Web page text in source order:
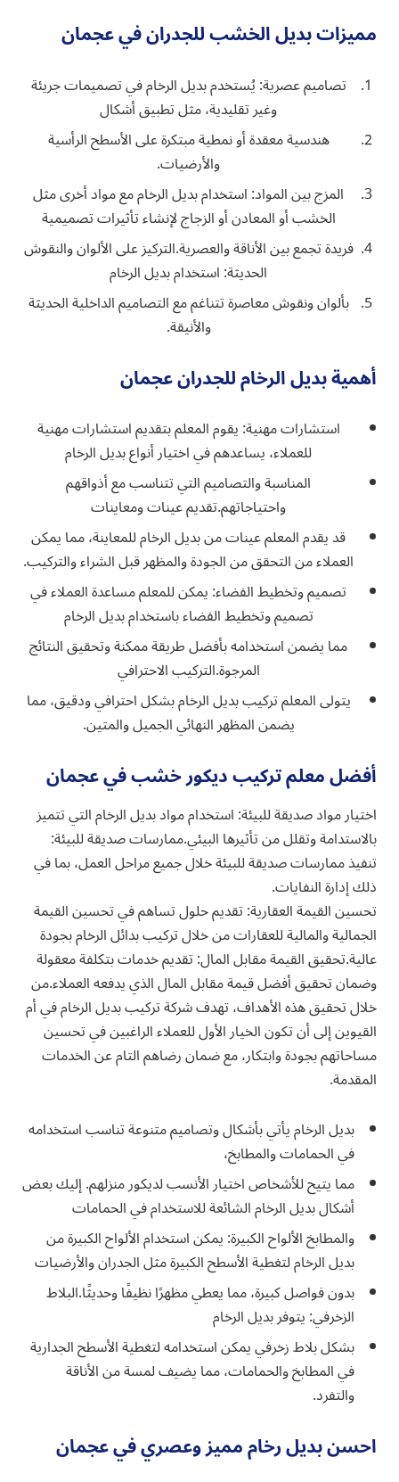
مميزات ‏بديل الخشب للجدران في عجمان
تصاميم عصرية: يُستخدم بديل الرخام في تصميمات جريئة
وغير تقليدية، مثل تطبيق أشكال
هندسية معقدة أو نمطية مبتكرة على الأسطح الرأسية
والأرضيات.
المزج بين المواد: استخدام بديل الرخام مع مواد أخرى مثل
الخشب أو المعادن أو الزجاج لإنشاء تأثيرات تصميمية
فريدة تجمع بين الأناقة والعصرية.التركيز على الألوان والنقوش
الحديثة: استخدام بديل الرخام
بألوان ونقوش معاصرة تتناغم مع التصاميم الداخلية الحديثة
والأنيقة.
أهمية بديل الرخام للجدران عجمان
استشارات مهنية: يقوم المعلم بتقديم استشارات مهنية
للعملاء، يساعدهم في اختيار أنواع بديل الرخام
المناسبة والتصاميم التي تتناسب مع أذواقهم
واحتياجاتهم.تقديم عينات ومعاينات
قد يقدم المعلم عينات من بديل الرخام للمعاينة، مما يمكن
العملاء من التحقق من الجودة والمظهر قبل الشراء والتركيب.
تصميم وتخطيط الفضاء: يمكن للمعلم مساعدة العملاء في
تصميم وتخطيط الفضاء باستخدام بديل الرخام
مما يضمن استخدامه بأفضل طريقة ممكنة وتحقيق النتائج
المرجوة.التركيب الاحترافي
يتولى المعلم تركيب بديل الرخام بشكل احترافي ودقيق، مما
يضمن المظهر النهائي الجميل والمتين.
أفضل معلم تركيب ديكور خشب في عجمان
اختيار مواد صديقة للبيئة: استخدام مواد بديل الرخام التي تتميز
بالاستدامة وتقلل من تأثيرها البيئي.ممارسات صديقة للبيئة:
تنفيذ ممارسات صديقة للبيئة خلال جميع مراحل العمل، بما في
ذلك إدارة النفايات.
تحسين القيمة العقارية: تقديم حلول تساهم في تحسين القيمة
الجمالية والمالية للعقارات من خلال تركيب بدائل الرخام بجودة
عالية.تحقيق القيمة مقابل المال: تقديم خدمات بتكلفة معقولة
وضمان تحقيق أفضل قيمة مقابل المال الذي يدفعه العملاء.من
خلال تحقيق هذه الأهداف، تهدف شركة تركيب بديل الرخام في أم
القيوين إلى أن تكون الخيار الأول للعملاء الراغبين في تحسين
مساحاتهم بجودة وابتكار، مع ضمان رضاهم التام عن الخدمات
المقدمة.
بديل الرخام يأتي بأشكال وتصاميم متنوعة تناسب استخدامه
في الحمامات والمطابخ،
مما يتيح للأشخاص اختيار الأنسب لديكور منزلهم. إليك بعض
أشكال بديل الرخام الشائعة للاستخدام في الحمامات
والمطابخ الألواح الكبيرة: يمكن استخدام الألواح الكبيرة من
بديل الرخام لتغطية الأسطح الكبيرة مثل الجدران والأرضيات
بدون فواصل كبيرة، مما يعطي مظهرًا نظيفًا وحديثًا.البلاط
الزخرفي: يتوفر بديل الرخام
بشكل بلاط زخرفي يمكن استخدامه لتغطية الأسطح الجدارية
في المطابخ والحمامات، مما يضيف لمسة من الأناقة
والتفرد.
احسن بديل رخام مميز وعصري في عجمان